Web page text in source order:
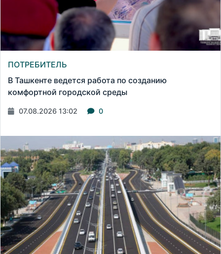
ПОТРЕБИТЕЛЬ
В Ташкенте ведется работа по созданию
комфортной городской среды
07.08.2026 13:02 0